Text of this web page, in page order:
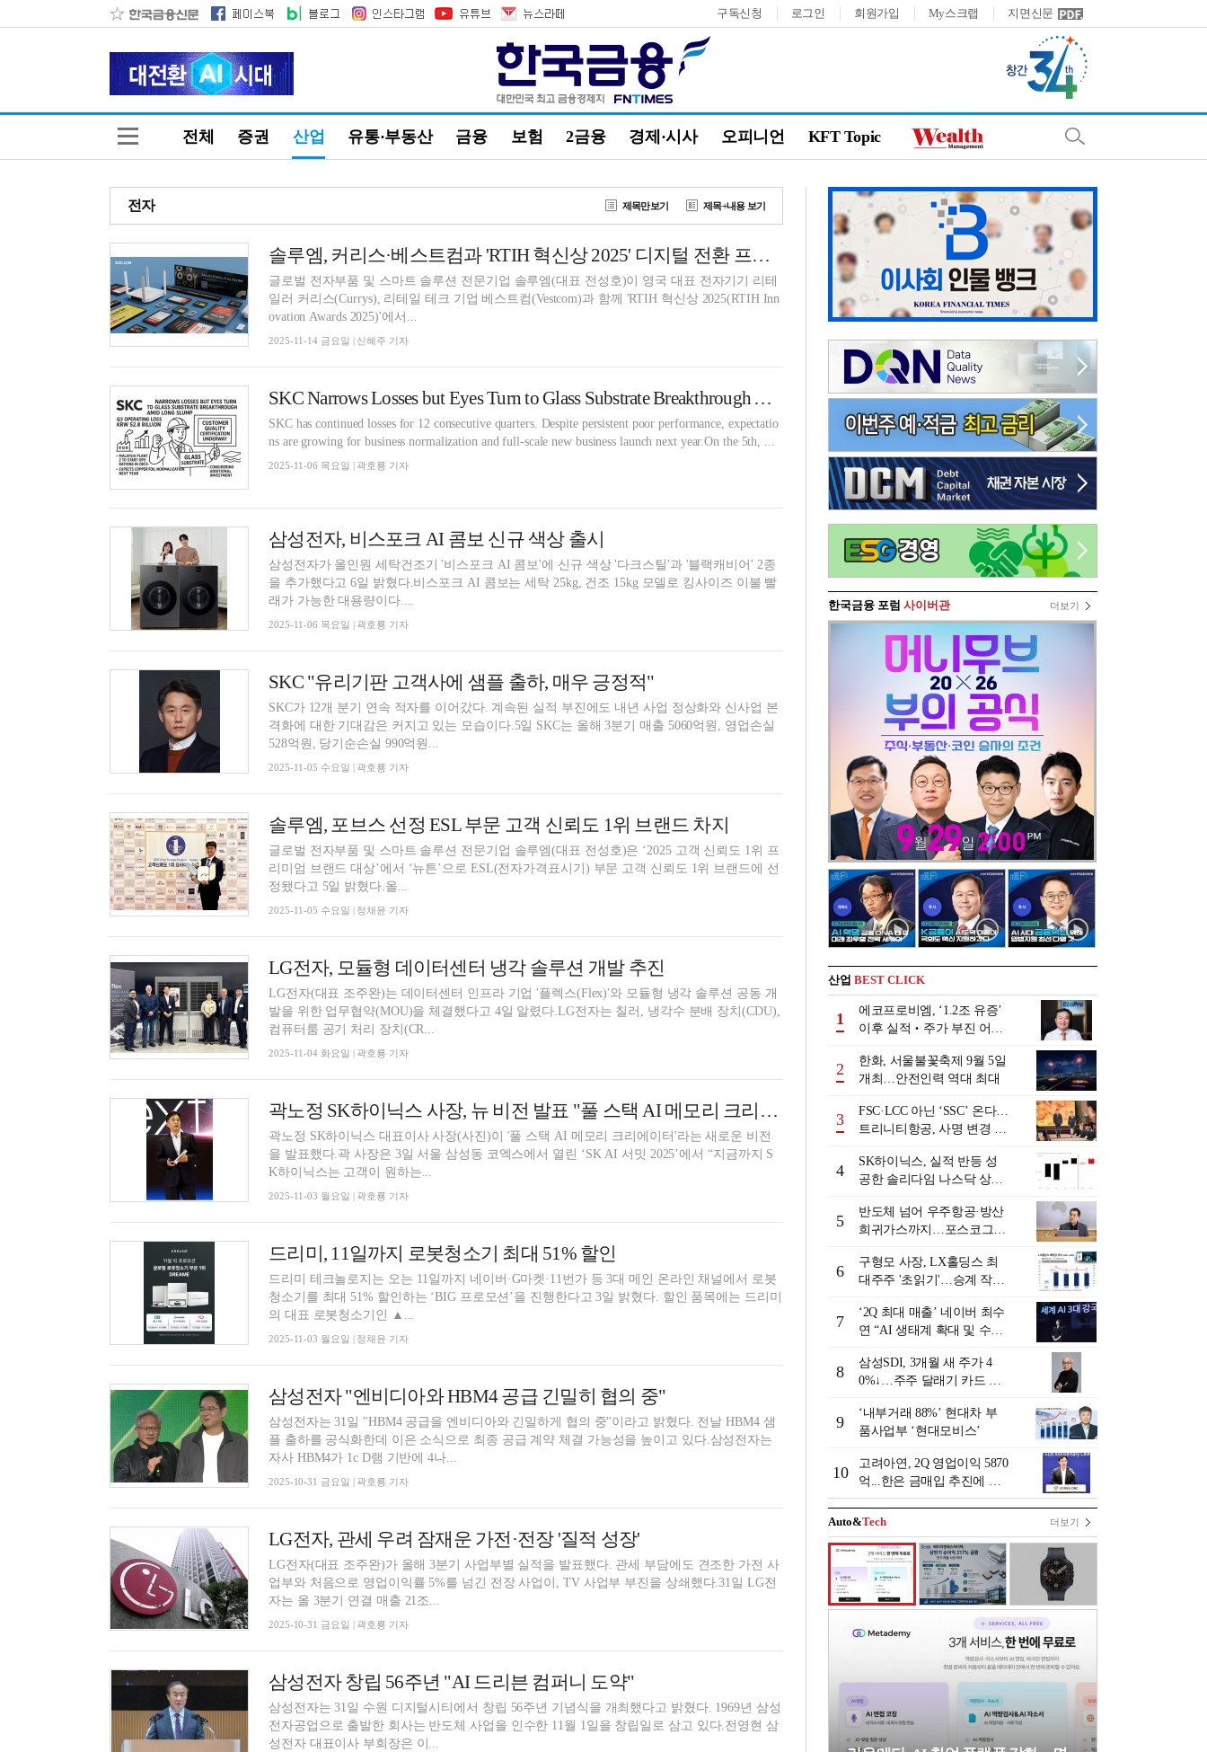
구독신청 로그인 회원가입 My스크랩 지면신문
전체 증권 산업 유통·부동산 금융 보험 2금융 경제·시사 오피니언 KFT Topic
전자 제목만보기 제목+내용 보기
솔루엠, 커리스·베스트컴과 'RTIH 혁신상 2025' 디지털 전환 프로젝트 부문 수상
글로벌 전자부품 및 스마트 솔루션 전문기업 솔루엠(대표 전성호)이 영국 대표 전자기기 리테
일러 커리스(Currys), 리테일 테크 기업 베스트컴(Vestcom)과 함께 'RTIH 혁신상 2025(RTIH Inn
ovation Awards 2025)'에서...
2025-11-14 금요일 | 신혜주 기자
SKC Narrows Losses but Eyes Turn to Glass Substrate Breakthrough Amid Long Slump
SKC has continued losses for 12 consecutive quarters. Despite persistent poor performance, expectatio
ns are growing for business normalization and full-scale new business launch next year.On the 5th, ...
2025-11-06 목요일 | 곽호룡 기자
삼성전자, 비스포크 AI 콤보 신규 색상 출시
삼성전자가 올인원 세탁건조기 '비스포크 AI 콤보'에 신규 색상 '다크스틸'과 '블랙캐비어' 2종
을 추가했다고 6일 밝혔다.비스포크 AI 콤보는 세탁 25kg, 건조 15kg 모델로 킹사이즈 이불 빨
래가 가능한 대용량이다....
2025-11-06 목요일 | 곽호룡 기자
SKC "유리기판 고객사에 샘플 출하, 매우 긍정적"
SKC가 12개 분기 연속 적자를 이어갔다. 계속된 실적 부진에도 내년 사업 정상화와 신사업 본
격화에 대한 기대감은 커지고 있는 모습이다.5일 SKC는 올해 3분기 매출 5060억원, 영업손실
528억원, 당기순손실 990억원...
2025-11-05 수요일 | 곽호룡 기자
솔루엠, 포브스 선정 ESL 부문 고객 신뢰도 1위 브랜드 차지
글로벌 전자부품 및 스마트 솔루션 전문기업 솔루엠(대표 전성호)은 ‘2025 고객 신뢰도 1위 프
리미엄 브랜드 대상’에서 ‘뉴튼’으로 ESL(전자가격표시기) 부문 고객 신뢰도 1위 브랜드에 선
정됐다고 5일 밝혔다.올...
2025-11-05 수요일 | 정채윤 기자
LG전자, 모듈형 데이터센터 냉각 솔루션 개발 추진
LG전자(대표 조주완)는 데이터센터 인프라 기업 '플렉스(Flex)'와 모듈형 냉각 솔루션 공동 개
발을 위한 업무협약(MOU)을 체결했다고 4일 알렸다.LG전자는 칠러, 냉각수 분배 장치(CDU),
컴퓨터룸 공기 처리 장치(CR...
2025-11-04 화요일 | 곽호룡 기자
곽노정 SK하이닉스 사장, 뉴 비전 발표 "풀 스택 AI 메모리 크리에이터"
곽노정 SK하이닉스 대표이사 사장(사진)이 '풀 스택 AI 메모리 크리에이터'라는 새로운 비전
을 발표했다.곽 사장은 3일 서울 삼성동 코엑스에서 열린 ‘SK AI 서밋 2025’에서 “지금까지 S
K하이닉스는 고객이 원하는...
2025-11-03 월요일 | 곽호룡 기자
드리미, 11일까지 로봇청소기 최대 51% 할인
드리미 테크놀로지는 오는 11일까지 네이버·G마켓·11번가 등 3대 메인 온라인 채널에서 로봇
청소기를 최대 51% 할인하는 ‘BIG 프로모션’을 진행한다고 3일 밝혔다. 할인 품목에는 드리미
의 대표 로봇청소기인 ▲...
2025-11-03 월요일 | 정채윤 기자
삼성전자 "엔비디아와 HBM4 공급 긴밀히 협의 중"
삼성전자는 31일 "HBM4 공급을 엔비디아와 긴밀하게 협의 중"이라고 밝혔다. 전날 HBM4 샘
플 출하를 공식화한데 이은 소식으로 최종 공급 계약 체결 가능성을 높이고 있다.삼성전자는
자사 HBM4가 1c D램 기반에 4나...
2025-10-31 금요일 | 곽호룡 기자
LG전자, 관세 우려 잠재운 가전·전장 '질적 성장'
LG전자(대표 조주완)가 올해 3분기 사업부별 실적을 발표했다. 관세 부담에도 견조한 가전 사
업부와 처음으로 영업이익률 5%를 넘긴 전장 사업이, TV 사업부 부진을 상쇄했다.31일 LG전
자는 올 3분기 연결 매출 21조...
2025-10-31 금요일 | 곽호룡 기자
삼성전자 창립 56주년 "AI 드리븐 컴퍼니 도약"
삼성전자는 31일 수원 디지털시티에서 창립 56주년 기념식을 개최했다고 밝혔다. 1969년 삼성
전자공업으로 출발한 회사는 반도체 사업을 인수한 11월 1일을 창립일로 삼고 있다.전영현 삼
성전자 대표이사 부회장은 이...
한국금융 포럼 사이버관 더보기
산업 BEST CLICK
1
에코프로비엠, ‘1.2조 유증’
이후 실적‧주가 부진 어쩌
2
한화, 서울불꽃축제 9월 5일
개최…안전인력 역대 최대
3
FSC·LCC 아닌 ‘SSC’ 온다…
트리니티항공, 사명 변경 넘
4
SK하이닉스, 실적 반등 성
공한 솔리다임 나스닥 상장
5
반도체 넘어 우주항공·방산
희귀가스까지…포스코그룹
6
구형모 사장, LX홀딩스 최
대주주 '초읽기'…승계 작업
7
‘2Q 최대 매출’ 네이버 최수
연 “AI 생태계 확대 및 수익
8
삼성SDI, 3개월 새 주가 4
0%↓…주주 달래기 카드 꺼
9
‘내부거래 88%ʼ 현대차 부
품사업부 ‘현대모비스ʼ
10
고려아연, 2Q 영업이익 5870
억...한은 금매입 추진에 주
가 상승세
Auto&Tech 더보기